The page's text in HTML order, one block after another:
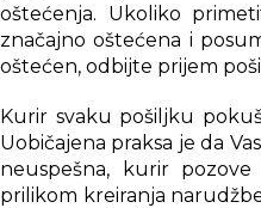
oštećenja. Ukoliko
značajno oštećena i
oštećen, odbijte prijem
Kurir svaku pošiljku
Uobičajena praksa je da
neuspešna, kurir
prilikom kreiranja